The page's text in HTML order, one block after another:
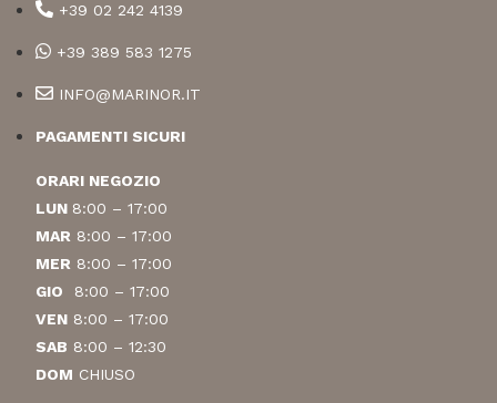
+39 02 242 4139
+39 389 583 1275
INFO@MARINOR.IT
PAGAMENTI SICURI
ORARI NEGOZIO
LUN 8:00 – 17:00
MAR 8:00 – 17:00
MER 8:00 – 17:00
GIO 8:00 – 17:00
VEN 8:00 – 17:00
SAB 8:00 – 12:30
DOM CHIUSO